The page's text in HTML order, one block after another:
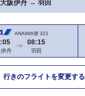
大阪伊丹 → 羽田
ANA986便 321
伊丹
08:15
羽田
行きのフライトを変更する